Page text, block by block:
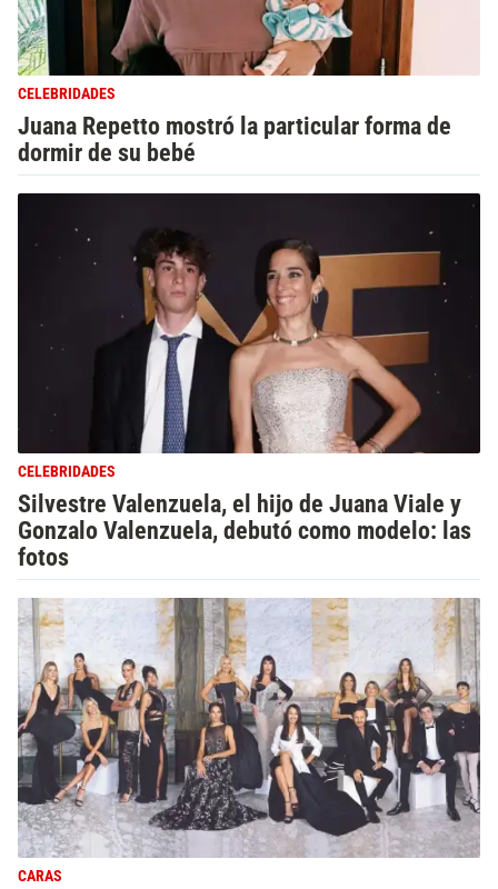
CELEBRIDADES
Juana Repetto mostró la particular forma de
dormir de su bebé
CELEBRIDADES
Silvestre Valenzuela, el hijo de Juana Viale y
Gonzalo Valenzuela, debutó como modelo: las
fotos
CARAS